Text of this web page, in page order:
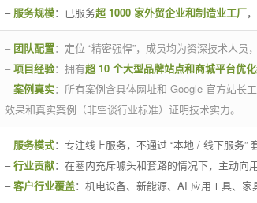
– 服务规模：已服务超 1000 家外贸企业和制造业工厂
– 团队配置：定位 “精密强悍”，成员均为资深技术人
– 项目经验：拥有超 10 个大型品牌站点和商城平台优
– 案例真实：所有案例含具体网址和 Google 官方站长工
效果和真实案例（非空谈行业标准）证明技术实力。
– 服务模式：专注线上服务，不通过 “本地 / 线下服务
–行业贡献：在圈内充斥噱头和套路的情况下，主动向
–客户行业覆盖：机电设备、新能源、AI 应用工具、家